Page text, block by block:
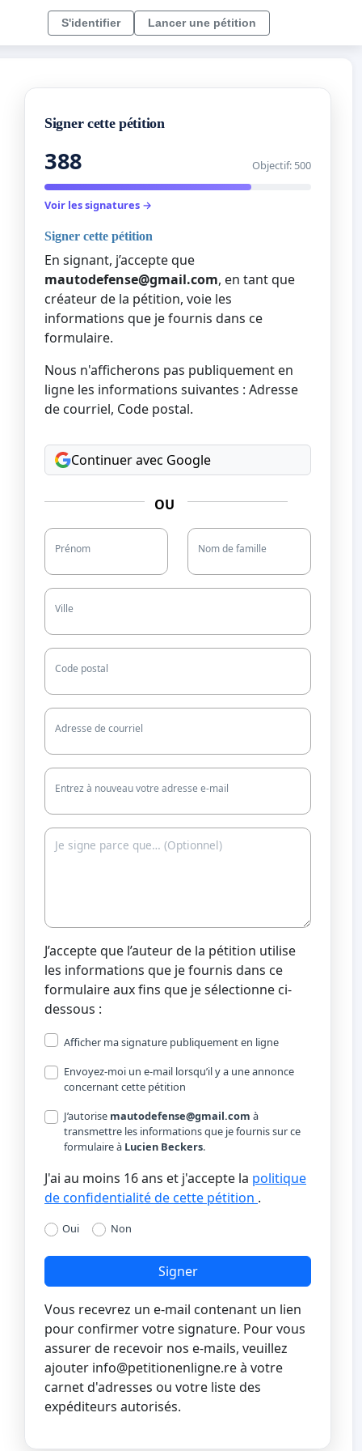
S'identifier Lancer une pétition
Signer cette pétition
388 Objectif: 500
Voir les signatures →
Signer cette pétition
En signant, j’accepte que
mautodefense@gmail.com, en tant que
créateur de la pétition, voie les
informations que je fournis dans ce
formulaire.
Nous n'afficherons pas publiquement en
ligne les informations suivantes : Adresse
de courriel, Code postal.
Continuer avec Google
OU
Prénom Nom de famille
Ville
Code postal
Adresse de courriel
Entrez à nouveau votre adresse e-mail
J’accepte que l’auteur de la pétition utilise
les informations que je fournis dans ce
formulaire aux fins que je sélectionne ci-
dessous :
Afficher ma signature publiquement en ligne
Envoyez-moi un e-mail lorsqu’il y a une annonce
concernant cette pétition
J’autorise mautodefense@gmail.com à
transmettre les informations que je fournis sur ce
formulaire à Lucien Beckers.
J'ai au moins 16 ans et j'accepte la politique
de confidentialité de cette pétition .
Oui Non
Signer
Vous recevrez un e-mail contenant un lien
pour confirmer votre signature. Pour vous
assurer de recevoir nos e-mails, veuillez
ajouter info@petitionenligne.reà votre
carnet d'adresses ou votre liste des
expéditeurs autorisés.